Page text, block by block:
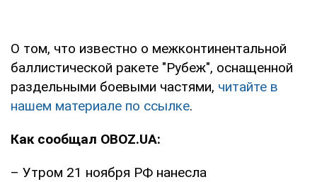
О том, что известно о межконтинентальной
баллистической ракете "Рубеж", оснащенной
раздельными боевыми частями, читайте в
нашем материале по ссылке.
Как сообщал OBOZ.UA:
– Утром 21 ноября РФ нанесла